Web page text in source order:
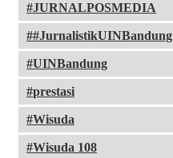
JURNALPOSMEDIA
#JurnalistikUINBandung
UINBandung
prestasi
Wisuda
Wisuda 108